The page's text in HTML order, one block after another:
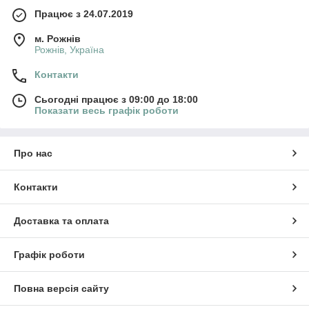
Працює з 24.07.2019
м. Рожнів
Рожнів, Україна
Контакти
Сьогодні працює з 09:00 до 18:00
Показати весь графік роботи
Про нас
Контакти
Доставка та оплата
Графік роботи
Повна версія сайту